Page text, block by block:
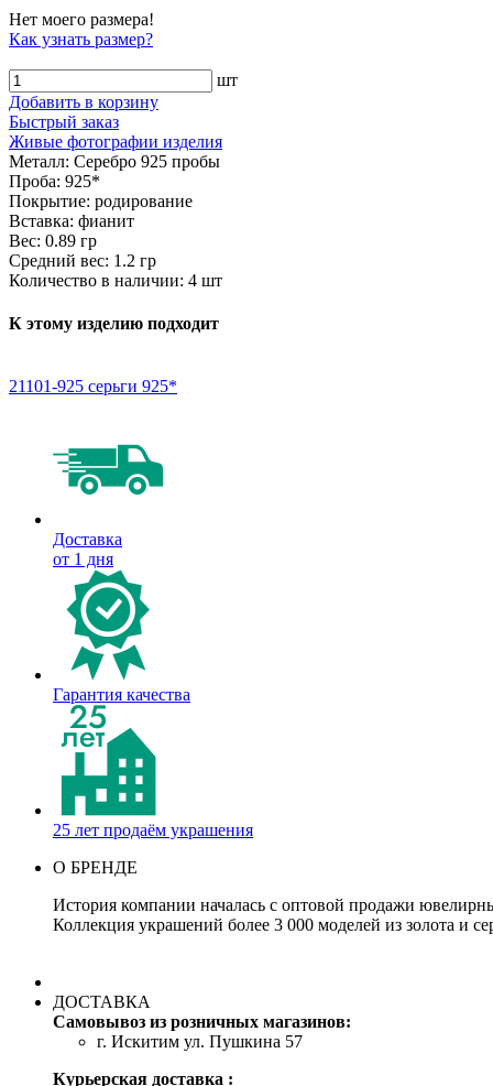
Нет моего размера!
Как узнать размер?
шт
Добавить в корзину
Быстрый заказ
Живые фотографии изделия
Металл: Серебро 925 пробы
Проба: 925*
Покрытие: родирование
Вставка: фианит
Вес: 0.89 гр
Средний вес: 1.2 гр
Количество в наличии: 4 шт
К этому изделию подходит
21101-925 серьги 925*
Доставка
от 1 дня
Гарантия качества
25 лет продаём украшения
О БРЕНДЕ
История компании началась с оптовой продажи
Коллекция украшений более 3 000 моделей из золота и
ДОСТАВКА
Самовывоз из розничных магазинов:
г. Искитим ул. Пушкина 57
Курьерская доставка :